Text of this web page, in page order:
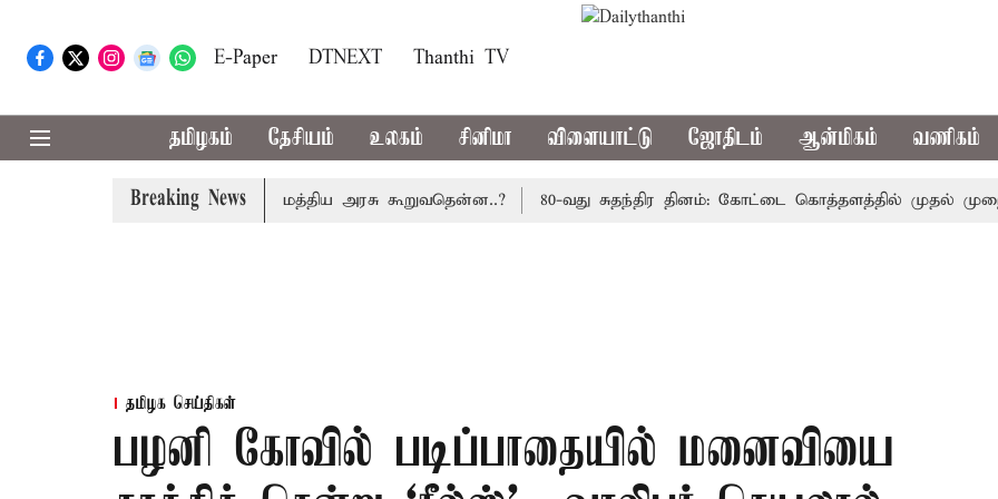
E-Paper DTNEXT Thanthi TV
தமிழகம் தேசியம் உலகம் சினிமா விளையாட்டு ஜோதிடம் ஆன்மிகம் வணிகம்
Breaking News
கட்டணம் வசூலிக்கப்படாது: மத்திய அரசு கூறுவதென்ன..? 80-வது சுதந்திர தினம்: கோட்டை கொத்தளத்தில் முதல்
தமிழக செய்திகள்
பழனி கோவில் படிப்பாதையில் மனைவியை